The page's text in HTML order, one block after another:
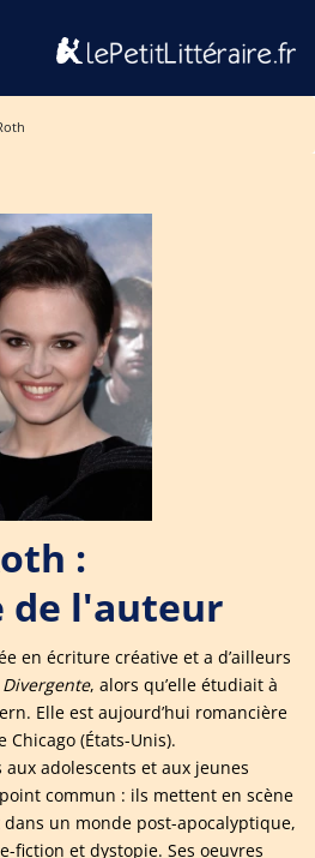
:
de l'auteur
en écriture créative et a d’ailleurs
Divergente, alors qu’elle étudiait à
Elle est aujourd’hui romancière
(États-Unis).
adolescents et aux jeunes
commun : ils mettent en scène
un monde post-apocalyptique,
fiction et dystopie. Ses oeuvres